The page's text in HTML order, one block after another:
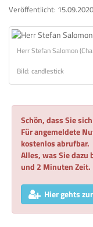
Veröffentlicht:
Herr Stefan Salomon
Bild: candlestick
Schön, dass Sie
Für angemeldete
kostenlos abrufbar.
Alles, was Sie
und 2 Minuten Zeit.
Hier gehts